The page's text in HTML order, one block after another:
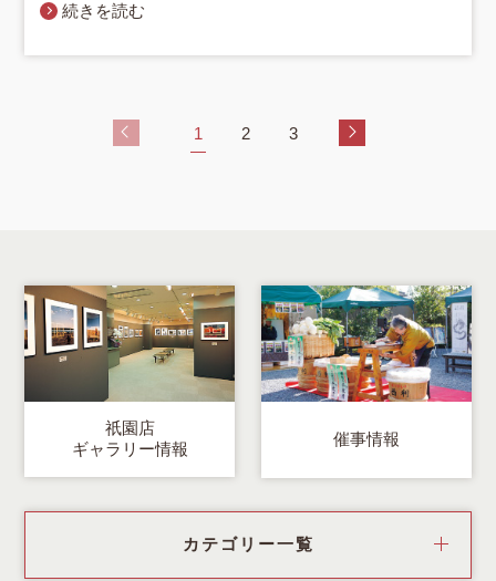
続きを読む
1 2 3
祇園店
ギャラリー情報
催事情報
カテゴリー一覧